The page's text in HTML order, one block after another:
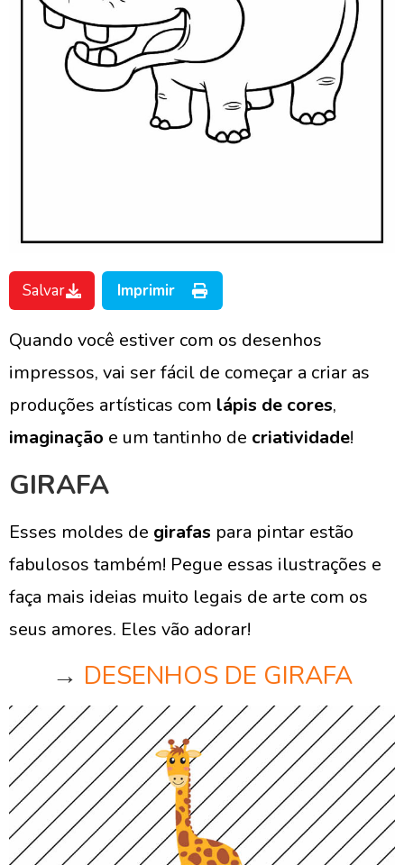
Salvar Imprimir
Quando você estiver com os desenhos
impressos, vai ser fácil de começar a criar as
produções artísticas com lápis de cores,
imaginação e um tantinho de criatividade!
GIRAFA
Esses moldes de girafas para pintar estão
fabulosos também! Pegue essas ilustrações e
faça mais ideias muito legais de arte com os
seus amores. Eles vão adorar!
→ DESENHOS DE GIRAFA